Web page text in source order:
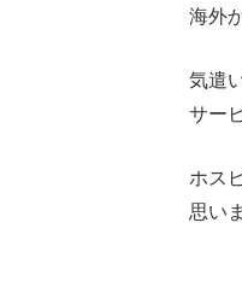
海外
気遣
サー
ホス
思い